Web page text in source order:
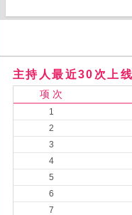
主持人最近30次上
项 次
1
2
3
4
5
6
7